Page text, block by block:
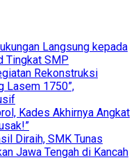
Langsung kepada
Tingkat SMP
Rekonstruksi
Lasem 1750”,
Kades Akhirnya Angkat
Diraih, SMK Tunas
Jawa Tengah di Kancah